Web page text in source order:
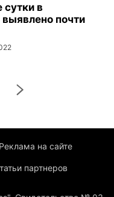
в
выявлено почти
Реклама на сайте
партнеров